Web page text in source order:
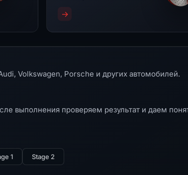
→
Volkswagen, Porsche и других автомобилей.
выполнения проверяем результат и даем
1 Stage 2